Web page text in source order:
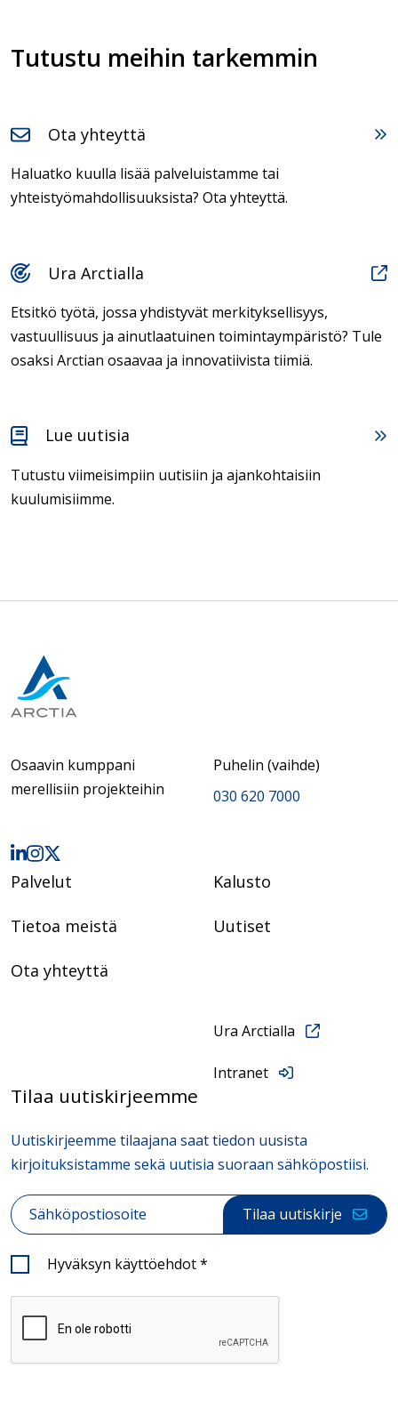
Tutustu meihin tarkemmin
Ota yhteyttä
Haluatko kuulla lisää palveluistamme tai
yhteistyömahdollisuuksista? Ota yhteyttä.
Ura Arctialla
Etsitkö työtä, jossa yhdistyvät merkityksellisyys,
vastuullisuus ja ainutlaatuinen toimintaympäristö? Tule
osaksi Arctian osaavaa ja innovatiivista tiimiä.
Lue uutisia
Tutustu viimeisimpiin uutisiin ja ajankohtaisiin
kuulumisiimme.
Osaavin kumppani
merellisiin projekteihin
Puhelin (vaihde)
030 620 7000
Palvelut Kalusto
Tietoa meistä Uutiset
Ota yhteyttä
Ura Arctialla
Intranet
Tilaa uutiskirjeemme
Uutiskirjeemme tilaajana saat tiedon uusista
kirjoituksistamme sekä uutisia suoraan sähköpostiisi.
Sähköposti * Tilaa uutiskirje
Hyväksyn käyttöehdot*